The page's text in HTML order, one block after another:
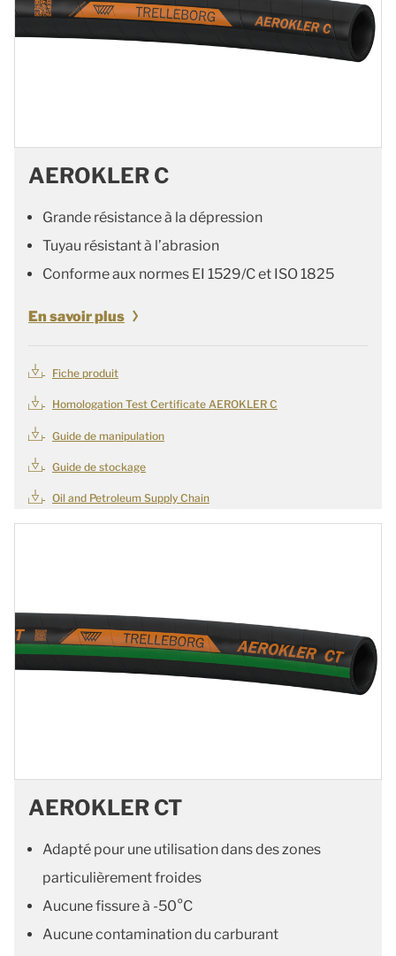
AEROKLER C
Grande résistance à la dépression
Tuyau résistant à l’abrasion
Conforme aux normes EI 1529/C et ISO 1825
En savoir plus
Fiche produit
Homologation Test Certificate AEROKLER C
Guide de manipulation
Guide de stockage
Oil and Petroleum Supply Chain
AEROKLER CT
Adapté pour une utilisation dans des zones
particulièrement froides
Aucune fissure à -50°C
Aucune contamination du carburant